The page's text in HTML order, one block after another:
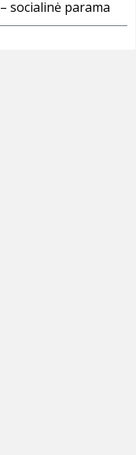
socialinė parama